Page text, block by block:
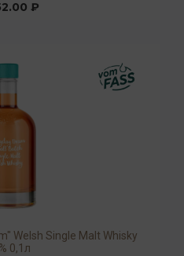
₽
Welsh Single Malt Whisky
0,1л